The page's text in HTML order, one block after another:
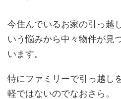
今住んでいるお家の引っ越
いう悩みから中々物件が見
います。
特にファミリーで引っ越し
軽ではないのでなおさら。